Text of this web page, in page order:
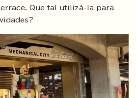
Que tal utilizá-la para